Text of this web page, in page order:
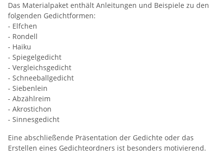
Das Materialpaket enthält Anleitungen und Beispiele zu den
folgenden Gedichtformen:
- Elfchen
- Rondell
- Haiku
- Spiegelgedicht
- Vergleichsgedicht
- Schneeballgedicht
- Siebenlein
- Abzählreim
- Akrostichon
- Sinnesgedicht
Eine abschließende Präsentation der Gedichte oder das
Erstellen eines Gedichteordners ist besonders motivierend.